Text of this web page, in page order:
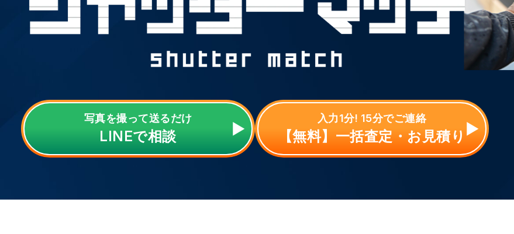
写真を撮って送るだけ
LINEで相談
入力1分! 15分でご連絡
【無料】一括査定・お見積り